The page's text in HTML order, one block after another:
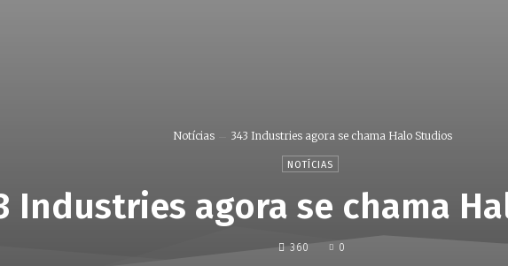
Notícias 343 Industries agora se chama Halo Studios
NOTÍCIAS
Industries agora se chama
360 0